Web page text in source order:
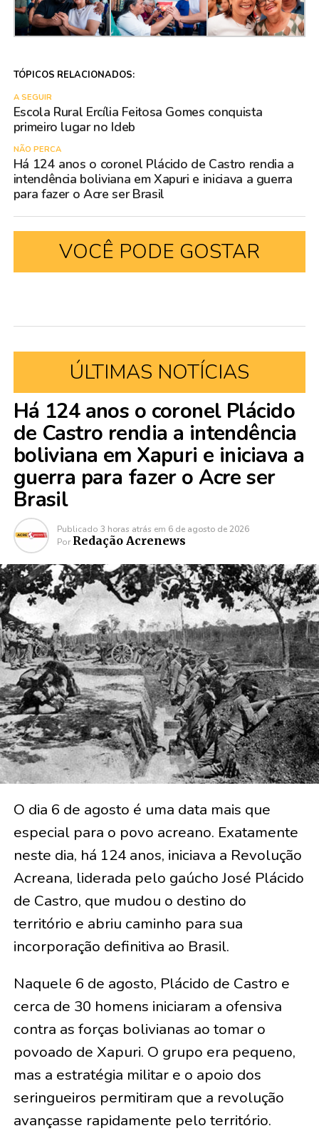
TÓPICOS RELACIONADOS:
A SEGUIR
Escola Rural Ercília Feitosa Gomes conquista
primeiro lugar no Ideb
NÃO PERCA
Há 124 anos o coronel Plácido de Castro rendia a
intendência boliviana em Xapuri e iniciava a guerra
para fazer o Acre ser Brasil
VOCÊ PODE GOSTAR
ÚLTIMAS NOTÍCIAS
Há 124 anos o coronel Plácido
de Castro rendia a intendência
boliviana em Xapuri e iniciava a
guerra para fazer o Acre ser
Brasil
Publicado 3 horas atrás em 6 de agosto de 2026
Por Redação Acrenews
O dia 6 de agosto é uma data mais que
especial para o povo acreano. Exatamente
neste dia, há 124 anos, iniciava a Revolução
Acreana, liderada pelo gaúcho José Plácido
de Castro, que mudou o destino do
território e abriu caminho para sua
incorporação definitiva ao Brasil.
Naquele 6 de agosto, Plácido de Castro e
cerca de 30 homens iniciaram a ofensiva
contra as forças bolivianas ao tomar o
povoado de Xapuri. O grupo era pequeno,
mas a estratégia militar e o apoio dos
seringueiros permitiram que a revolução
avançasse rapidamente pelo território.